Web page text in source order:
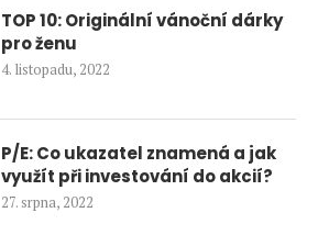
TOP 10: Originální vánoční dárky
pro ženu
4. listopadu, 2022
P/E: Co ukazatel znamená a jak
využít při investování do akcií?
27. srpna, 2022